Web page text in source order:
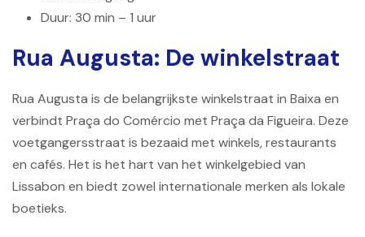
Duur: 30 min – 1 uur
Rua Augusta: De winkelstraat
Rua Augusta is de belangrijkste winkelstraat in Baixa en
verbindt Praça do Comércio met Praça da Figueira. Deze
voetgangersstraat is bezaaid met winkels, restaurants
en cafés. Het is het hart van het winkelgebied van
Lissabon en biedt zowel internationale merken als lokale
boetieks.